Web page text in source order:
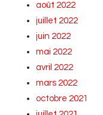
août 2022
juillet 2022
juin 2022
mai 2022
avril 2022
mars 2022
octobre 2021